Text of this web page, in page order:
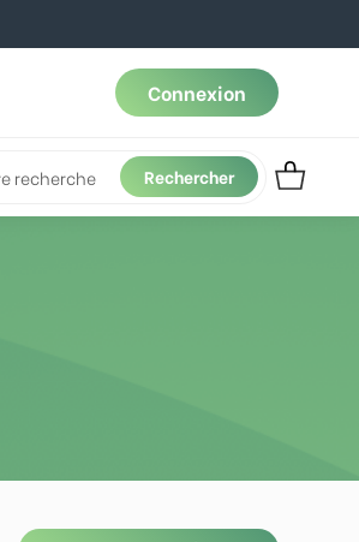
Connexion
Rechercher